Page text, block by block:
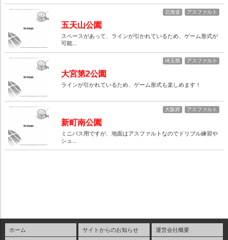
北海道 アスファルト
五天山公園
スペースがあって、ラインが引かれているため、ゲーム形式が
可能...
埼玉県 アスファルト
大宮第2公園
ラインが引かれているため、ゲーム形式も楽しめます！
大阪府 アスファルト
新町南公園
ミニバス用ですが、地面はアスファルトなのでドリブル練習や
シュ...
ホーム サイトからのお知らせ 運営会社概要